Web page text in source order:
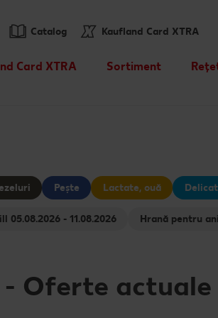
Card XTRA
Kaufland Card
Moşia
Sortiment
Sortiment tematic
Catalog Kaufland Card XTRA
Pește Lactate, ouă
Grill 05.08.2026 - 11.08.2026
- Oferte actuale